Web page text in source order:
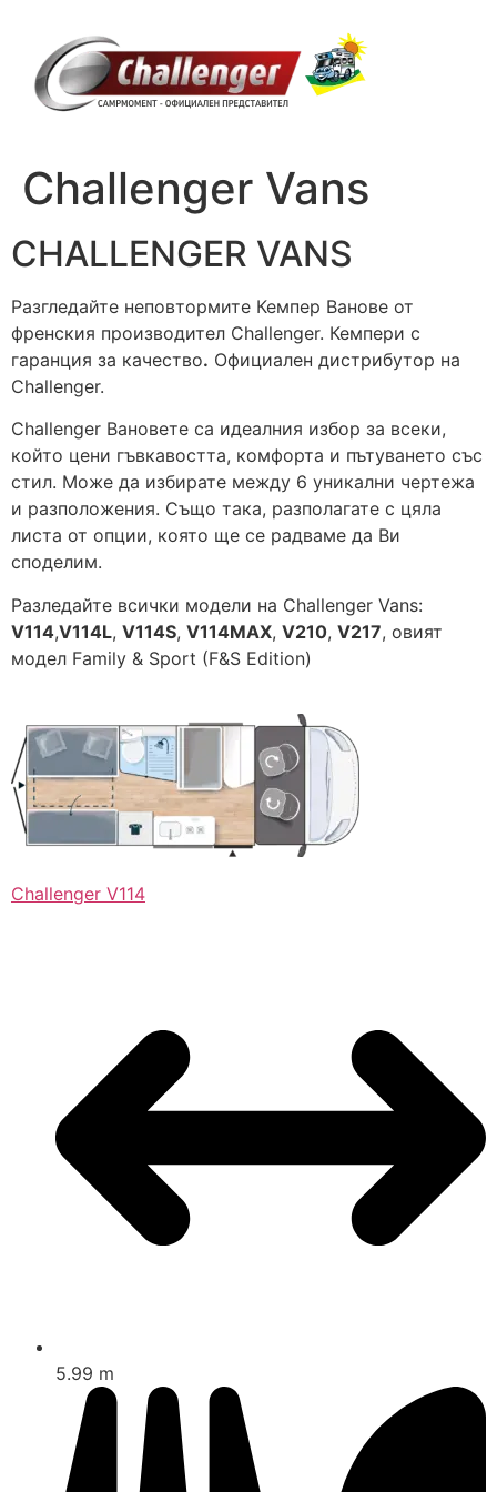
content
Challenger Vans
CHALLENGER VANS
Разгледайте неповтормите Кемпер Ванове от
френския производител Challenger. Кемпери с
гаранция за качество. Официален дистрибутор на
Challenger.
Challenger Вановете са идеалния избор за всеки,
който цени гъвкавостта, комфорта и пътуването със
стил. Може да избирате между 6 уникални чертежа
и разположения. Също така, разполагате с цяла
листа от опции, която ще се радваме да Ви
споделим.
Разледайте всички модели на Challenger Vans:
V114,V114L, V114S, V114MAX, V210, V217, овият
модел Family & Sport (F&S Edition)
Challenger V114
5.99 m